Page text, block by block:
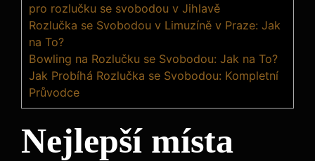
pro rozlučku se svobodou v Jihlavě
Rozlučka se Svobodou v Limuzíně v Praze: Jak
na To?
Bowling na Rozlučku se Svobodou: Jak na To?
Jak Probíhá Rozlučka se Svobodou: Kompletní
Průvodce
Nejlepší místa